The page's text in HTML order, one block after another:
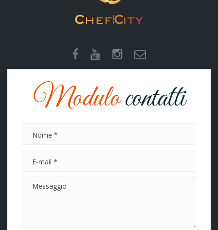
Modulocontatti